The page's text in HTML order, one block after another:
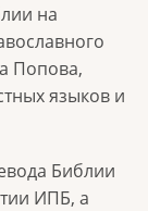
на
Попова,
языков и
Библии
ИПБ, а